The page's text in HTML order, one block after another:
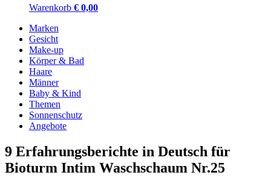
Warenkorb € 0,00
Marken
Gesicht
Make-up
Körper & Bad
Haare
Männer
Baby & Kind
Themen
Sonnenschutz
Angebote
9 Erfahrungsberichte in Deutsch für
Bioturm Intim Waschschaum Nr.25